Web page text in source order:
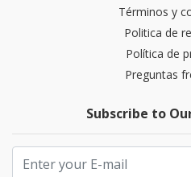
Términos y
Politica de
Política de
Preguntas
Subscribe to